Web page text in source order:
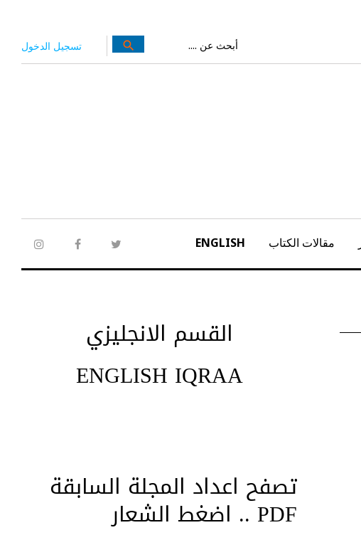
تسجيل الدخول
عن:
search
twitter
facebook
مقالات الكتاب ENGLISH
القسم الانجليزي
ENGLISH IQRAA
تصفح اعداد المجلة السابقة
PDF .. اضغط الشعار